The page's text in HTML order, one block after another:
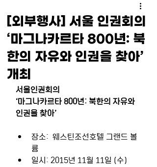
[외부행사] 서울 인권회의
‘마그나카르타 800년: 북
한의 자유와 인권을 찾아’
개최
서울인권회의
‘마그나카르타 800년: 북한의 자유와
인권을 찾아’
장소:  웨스틴조선호텔 그랜드 볼
륨
일시: 2015년 11월 11일 (수)